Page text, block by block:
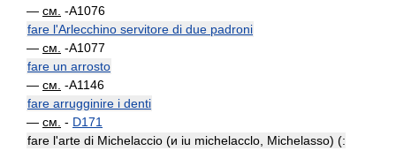
— см. -A1076
fare l'Arlecchino servitore di due padroni
— см. -A1077
fare un arrosto
— см. -A1146
fare arrugginire i denti
— см. - D171
fare l'arte di Michelaccio (и iu michelacclo, Michelasso) (: